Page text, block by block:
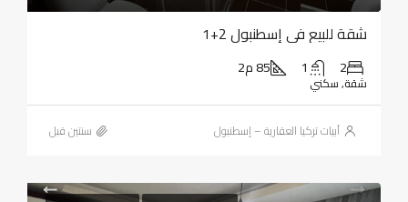
شقة للبيع في إسطنبول 2+1
2
1 85 م2
شقة, سكني
أبيات تركيا العقارية – إسطنبول ‏سنتين قبل